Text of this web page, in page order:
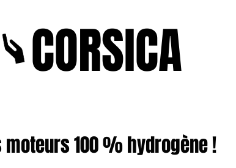
CORSICA
moteurs 100 % hydrogène !